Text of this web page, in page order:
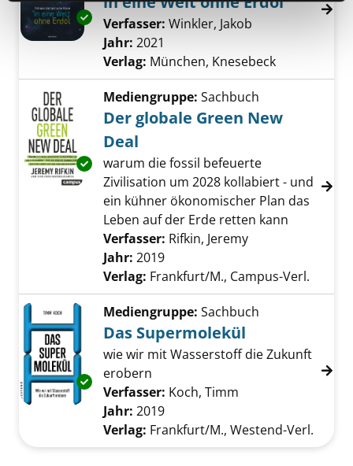
Exemplar-Details von Fatimas fantastische
Verfasser: Winkler, Jakob
Jahr: 2021
Verlag: München, Knesebeck
Exemplar-Details von Der globale Green
Mediengruppe: Sachbuch
Der globale Green New
Deal
warum die fossil befeuerte
Zivilisation um 2028 kollabiert - und
ein kühner ökonomischer Plan das
Leben auf der Erde retten kann
Verfasser: Rifkin, Jeremy
Jahr: 2019
Verlag: Frankfurt/M., Campus-Verl.
Exemplar-Details von Das Supermolekül
Mediengruppe: Sachbuch
Das Supermolekül
wie wir mit Wasserstoff die Zukunft
erobern
Verfasser: Koch, Timm
Jahr: 2019
Verlag: Frankfurt/M., Westend-Verl.